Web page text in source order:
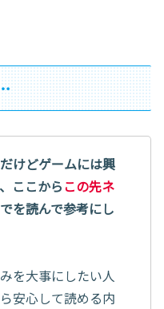
けどゲームには興
ここからこの先ネ
を読んで参考にし
を大事にしたい人
安心して読める内